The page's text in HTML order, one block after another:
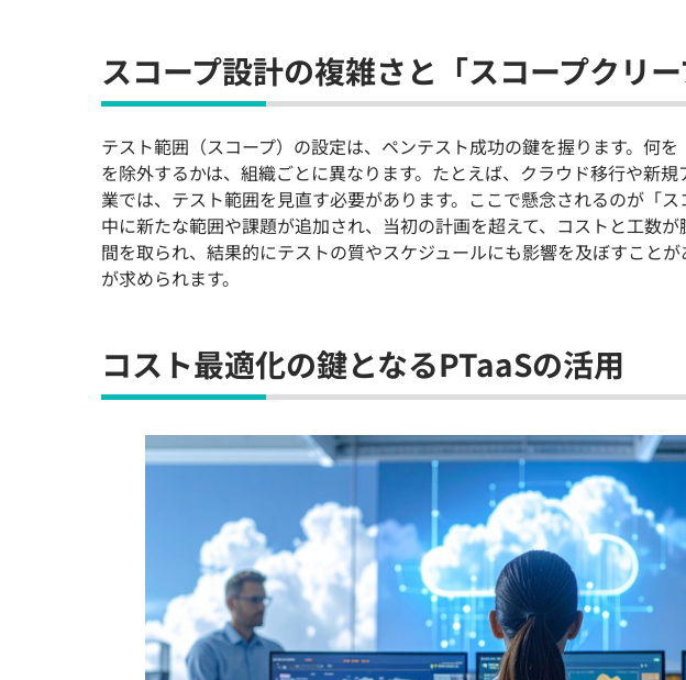
スコープ設計の複雑さと「スコープクリ
テスト範囲（スコープ）の設定は、ペンテスト成功の鍵を握ります。何
を除外するかは、組織ごとに異なります。たとえば、クラウド移行や新
業では、テスト範囲を見直す必要があります。ここで懸念されるのが「
中に新たな範囲や課題が追加され、当初の計画を超えて、コストと工数
間を取られ、結果的にテストの質やスケジュールにも影響を及ぼすこと
が求められます。
コスト最適化の鍵となるPTaaSの活用